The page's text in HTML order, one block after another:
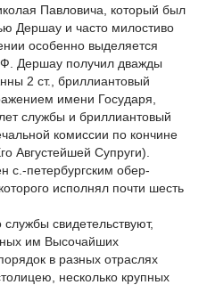
Павловича, который был
Дершау и часто милостиво
особенно выделяется
Ф. Дершау получил дважды
2 ст., бриллиантовый
имени Государя,
службы и бриллиантовый
комиссии по кончине
Августейшей Супруги).
с.-петербургским обер-
исполнял почти шесть
службы свидетельствуют,
им Высочайших
в разных отраслях
несколько крупных